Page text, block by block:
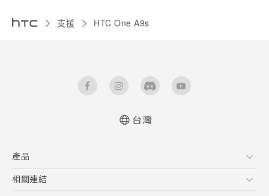
支援 HTC One A9s‎
台灣
產品
5G
相關連結